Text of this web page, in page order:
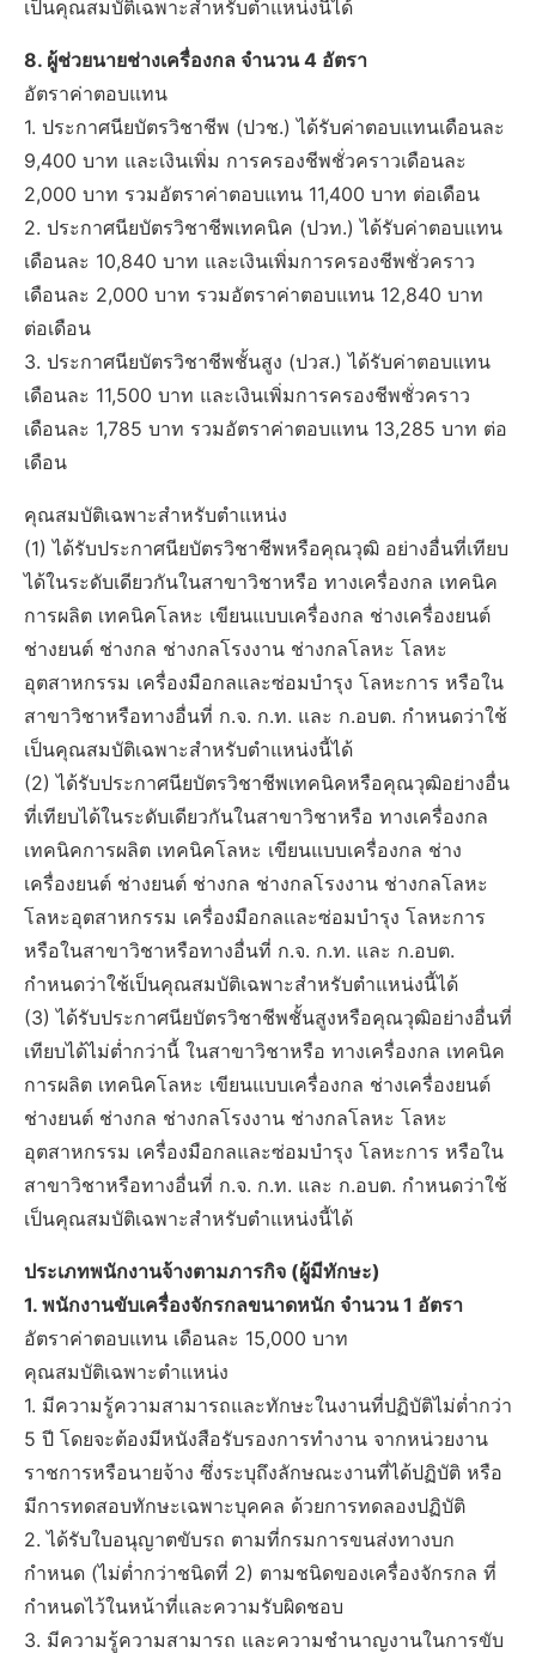
เป็นคุณสมบัติเฉพาะสำหรับตำแหน่งนี้ได้
8. ผู้ช่วยนายช่างเครื่องกล จำนวน 4 อัตรา
อัตราค่าตอบแทน
1. ประกาศนียบัตรวิชาชีพ (ปวช.) ได้รับค่าตอบแทนเดือนละ
9,400 บาท และเงินเพิ่ม การครองชีพชั่วคราวเดือนละ
2,000 บาท รวมอัตราค่าตอบแทน 11,400 บาท ต่อเดือน
2. ประกาศนียบัตรวิชาชีพเทคนิค (ปวท.) ได้รับค่าตอบแทน
เดือนละ 10,840 บาท และเงินเพิ่มการครองชีพชั่วคราว
เดือนละ 2,000 บาท รวมอัตราค่าตอบแทน 12,840 บาท
ต่อเดือน
3. ประกาศนียบัตรวิชาชีพชั้นสูง (ปวส.) ได้รับค่าตอบแทน
เดือนละ 11,500 บาท และเงินเพิ่มการครองชีพชั่วคราว
เดือนละ 1,785 บาท รวมอัตราค่าตอบแทน 13,285 บาท ต่อ
เดือน
คุณสมบัติเฉพาะสำหรับตำแหน่ง
(1) ได้รับประกาศนียบัตรวิชาชีพหรือคุณวุฒิ อย่างอื่นที่เทียบ
ได้ในระดับเดียวกันในสาขาวิชาหรือ ทางเครื่องกล เทคนิค
การผลิต เทคนิคโลหะ เขียนแบบเครื่องกล ช่างเครื่องยนต์
ช่างยนต์ ช่างกล ช่างกลโรงงาน ช่างกลโลหะ โลหะ
อุตสาหกรรม เครื่องมือกลและซ่อมบำรุง โลหะการ หรือใน
สาขาวิชาหรือทางอื่นที่ ก.จ. ก.ท. และ ก.อบต. กำหนดว่าใช้
เป็นคุณสมบัติเฉพาะสำหรับตำแหน่งนี้ได้
(2) ได้รับประกาศนียบัตรวิชาชีพเทคนิคหรือคุณวุฒิอย่างอื่น
ที่เทียบได้ในระดับเดียวกันในสาขาวิชาหรือ ทางเครื่องกล
เทคนิคการผลิต เทคนิคโลหะ เขียนแบบเครื่องกล ช่าง
เครื่องยนต์ ช่างยนต์ ช่างกล ช่างกลโรงงาน ช่างกลโลหะ
โลหะอุตสาหกรรม เครื่องมือกลและซ่อมบำรุง โลหะการ
หรือในสาขาวิชาหรือทางอื่นที่ ก.จ. ก.ท. และ ก.อบต.
กำหนดว่าใช้เป็นคุณสมบัติเฉพาะสำหรับตำแหน่งนี้ได้
(3) ได้รับประกาศนียบัตรวิชาชีพชั้นสูงหรือคุณวุฒิอย่างอื่นที่
เทียบได้ไม่ต่ำกว่านี้ ในสาขาวิชาหรือ ทางเครื่องกล เทคนิค
การผลิต เทคนิคโลหะ เขียนแบบเครื่องกล ช่างเครื่องยนต์
ช่างยนต์ ช่างกล ช่างกลโรงงาน ช่างกลโลหะ โลหะ
อุตสาหกรรม เครื่องมือกลและซ่อมบำรุง โลหะการ หรือใน
สาขาวิชาหรือทางอื่นที่ ก.จ. ก.ท. และ ก.อบต. กำหนดว่าใช้
เป็นคุณสมบัติเฉพาะสำหรับตำแหน่งนี้ได้
ประเภทพนักงานจ้างตามภารกิจ (ผู้มีทักษะ)
1. พนักงานขับเครื่องจักรกลขนาดหนัก จำนวน 1 อัตรา
อัตราค่าตอบแทน เดือนละ 15,000 บาท
คุณสมบัติเฉพาะตำแหน่ง
1. มีความรู้ความสามารถและทักษะในงานที่ปฏิบัติไม่ต่ำกว่า
5 ปี โดยจะต้องมีหนังสือรับรองการทำงาน จากหน่วยงาน
ราชการหรือนายจ้าง ซึ่งระบุถึงลักษณะงานที่ได้ปฏิบัติ หรือ
มีการทดสอบทักษะเฉพาะบุคคล ด้วยการทดลองปฏิบัติ
2. ได้รับใบอนุญาตขับรถ ตามที่กรมการขนส่งทางบก
กำหนด (ไม่ต่ำกว่าชนิดที่ 2) ตามชนิดของเครื่องจักรกล ที่
กำหนดไว้ในหน้าที่และความรับผิดชอบ
3. มีความรู้ความสามารถ และความชำนาญงานในการขับ